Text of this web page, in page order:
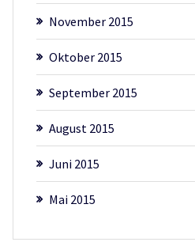
November 2015
Oktober 2015
September 2015
August 2015
Juni 2015
Mai 2015